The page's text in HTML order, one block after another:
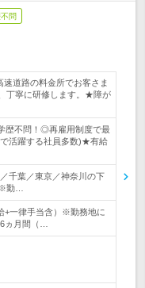
問
速道路の料金所でお客さま
丁寧に研修します。★障が
歴不問！◎再雇用制度で最
活躍する社員多数)★有給
千葉／東京／神奈川の下
勤…
+一律手当含）※勤務地に
ヵ月間（…